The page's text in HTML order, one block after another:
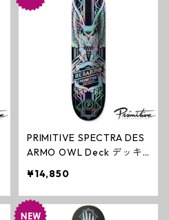
PRIMITIVE SPECTRA DES
ARMO OWL Deck デッキ
ィブ
¥14,850